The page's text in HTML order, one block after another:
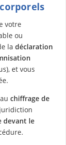
votre
ou
la déclaration
et vous
chiffrage de
devant le